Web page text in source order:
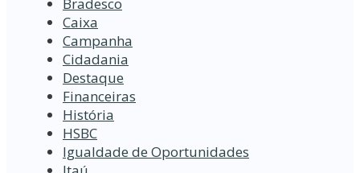
Caixa
Campanha
Cidadania
Destaque
Financeiras
História
HSBC
Igualdade de Oportunidades